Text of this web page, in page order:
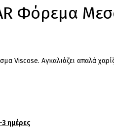
Φόρεμα
Viscose. Αγκαλιάζει απαλά
ημέρες